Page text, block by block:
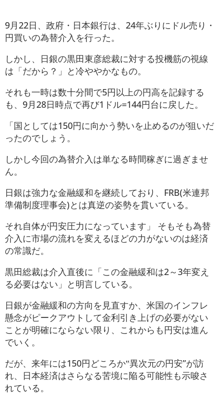
9月22日、政府・日本銀行は、24年ぶりにドル売り・
円買いの為替介入を行った。
しかし、日銀の黒田東彦総裁に対する投機筋の視線
は「だから？」と冷ややかなもの。
それも一時は数十分間で5円以上の円高を記録する
も、9月28日時点で再び1ドル=144円台に戻した。
「国としては150円に向かう勢いを止めるのが狙いだ
ったのでしょう。
しかし今回の為替介入は単なる時間稼ぎに過ぎませ
ん。
日銀は強力な金融緩和を継続しており、FRB(米連邦
準備制度理事会)とは真逆の姿勢を貫いている。
それ自体が円安圧力になっています」 そもそも為替
介入に市場の流れを変えるほどの力がないのは経済
の常識だ。
黒田総裁は介入直後に「この金融緩和は2～3年変え
る必要はない」と明言している。
日銀が金融緩和の方向を見直すか、米国のインフレ
懸念がピークアウトして金利引き上げの必要がない
ことが明確にならない限り、これからも円安は進ん
でいく。
だが、来年には150円どころか‟異次元の円安”が訪
れ、日本経済はさらなる苦境に陥る可能性も示唆さ
れている。